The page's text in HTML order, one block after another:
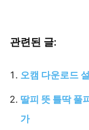
관련된 글:
오캠 다운로드
딸피 뜻 틀딱 풀
가